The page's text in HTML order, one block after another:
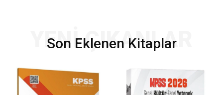
Son Eklenen Kitaplar
YENİ ÇIKANLAR